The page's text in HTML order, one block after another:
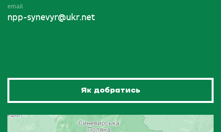
email
npp-synevyr@ukr.net
Як добратись